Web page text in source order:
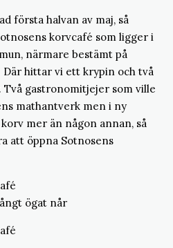
första halvan av maj, så
korvcafé som ligger i
närmare bestämt på
Där hittar vi ett krypin och två
Två gastronomitjejer som ville
mathantverk men i ny
mer än någon annan, så
att öppna Sotnosens
ögat når